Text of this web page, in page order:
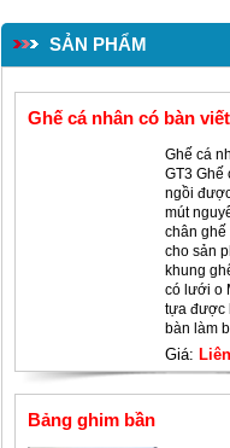
SẢN PHẨM
Ghế cá nhân có bàn
Ghế cá
GT3 Ghế
ngồi
mút
chân ghế
cho sản
khung
có lưới o
tựa được
bàn làm
Giá:
Bảng ghim bần